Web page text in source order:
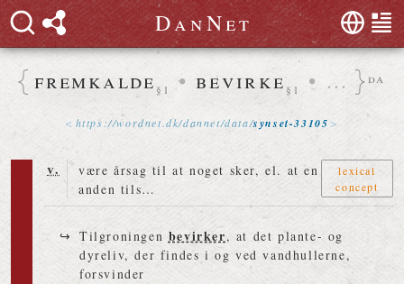
DanNet
fremkalde §1 • bevirke §1 • … da
https://wordnet .dk/dannet/data/synset-33105
v.
være årsag til at noget sker, el. at en
anden tils…
lexical
concept
Tilgroningen bevirker, at det plante- og
dyreliv, der findes i og ved vandhullerne,
forsvinder